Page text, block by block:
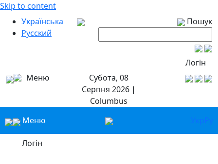
Skip to content
Українська
Русский
Пошук
Логін
Меню
Субота, 08
Серпня 2026 |
Columbus
Меню
УкрРу
Логін